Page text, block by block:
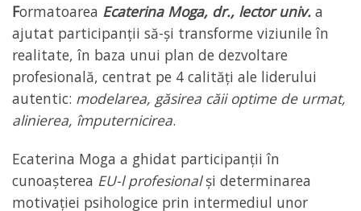
Formatoarea Ecaterina Moga, dr., lector univ. a
ajutat participanții să-și transforme viziunile în
realitate, în baza unui plan de dezvoltare
profesională, centrat pe 4 calități ale liderului
autentic: modelarea, găsirea căii optime de urmat,
alinierea, împuternicirea.
Ecaterina Moga a ghidat participanții în
cunoașterea EU-l profesionalși determinarea
motivației psihologice prin intermediul unor